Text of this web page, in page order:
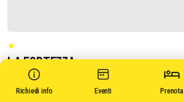
Richiedi info Eventi Prenota
LA FORTEZZA
Richiedi informazioni